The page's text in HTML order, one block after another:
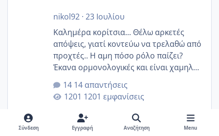
nikol92· 23 Ιουλίου
Καλημέρα κορίτσια... Θέλω αρκετές
απόψεις, γιατί κοντεύω να τρελαθώ από
προχτές.. Η αμη πόσο ρόλο παίζει?
Έκανα ορμονολογικές και είναι χαμηλή
για την ηλικία μου.. Είχα ήδη μια
εγκυμοσύνη, που έπρεπε να τερματιστεί
στην 27η εβδομάδα και προσπαθώ 7
μήνες ήδη και αρχίζω να αγχώνομαι με
το 1,18... Είμαι 33.. Κάποια που να έμεινε
14 απαντήσεις
1201 εμφανίσεις
Σύνδεση Εγγραφή Αναζήτηση Menu